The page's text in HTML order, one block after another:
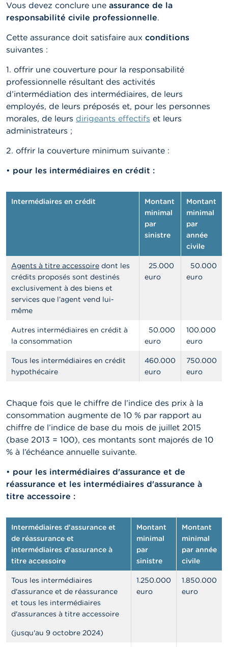
n
e
s
a
F
S
M
A
A
t
a
é
e
s
e
n
g
a
d
e
E
m
o
i
s
C
o
t
a
c
t
R
e
c
h
e
r
h
e
Vous devez conclure une assurance de la
responsabilité civile professionnelle.
Cette assurance doit satisfaire aux conditions
suivantes :
1. offrir une couverture pour la responsabilité
professionnelle résultant des activités
d’intermédiation des intermédiaires, de leurs
employés, de leurs préposés et, pour les personnes
morales, de leurs dirigeants effectifs et leurs
administrateurs ;
2. offrir la couverture minimum suivante :
• pour les intermédiaires en crédit :
Intermédiaires en crédit
Montant
minimal
par
sinistre
Montant
minimal
par
année
civile
Agents à titre accessoire dont les
crédits proposés sont destinés
exclusivement à des biens et
services que l’agent vend lui-
même
25.000
euro
50.000
euro
Autres intermédiaires en crédit à
la consommation
50.000
euro
100.000
euro
Tous les intermédiaires en crédit
hypothécaire
460.000
euro
750.000
euro
Chaque fois que le chiffre de l’indice des prix à la
consommation augmente de 10 % par rapport au
chiffre de l’indice de base du mois de juillet 2015
(base 2013 = 100), ces montants sont majorés de 10
% à l’échéance annuelle suivante.
• pour les intermédiaires d'assurance et de
réassurance et les intermédiaires d'assurance à
titre accessoire :
Intermédiaires d'assurance et
de réassurance et
intermédiaires d'assurance à
titre accessoire
Montant
minimal
par
sinistre
Montant
minimal
par année
civile
Tous les intermédiaires
d'assurance et de réassurance
et tous les intermédiaires
d'assurances à titre accessoire
(jusqu'au 9 octobre 2024)
1.250.000
euro
1.850.000
euro